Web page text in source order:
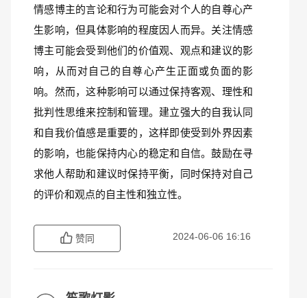
情感博主的言论和行为可能会对个人的自尊心产
生影响，但具体影响的程度因人而异。关注情感
博主可能会受到他们的价值观、观点和建议的影
响，从而对自己的自尊心产生正面或负面的影
响。然而，这种影响可以通过保持客观、理性和
批判性思维来控制和管理。建立强大的自我认同
和自我价值感是重要的，这样即使受到外界因素
的影响，也能保持内心的稳定和自信。鼓励在寻
求他人帮助和建议时保持平衡，同时保持对自己
的评价和观点的自主性和独立性。
赞同 2024-06-06 16:16